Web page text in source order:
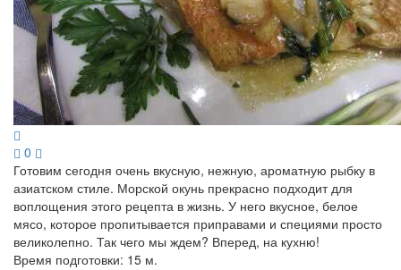
0
Готовим сегодня очень вкусную, нежную, ароматную рыбку в
азиатском стиле. Морской окунь прекрасно подходит для
воплощения этого рецепта в жизнь. У него вкусное, белое
мясо, которое пропитывается приправами и специями просто
великолепно. Так чего мы ждем? Вперед, на кухню!
Время подготовки: 15 м.